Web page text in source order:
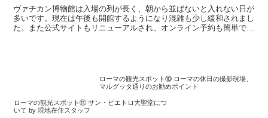
ヴァチカン博物館は入場の列が長く、朝から並ばないと入れない日が
多いです。現在は午後も開館するようになり混雑も少し緩和されまし
た。また公式サイトもリニューアルされ、オンライン予約も簡単で
ローマの観光スポット⑩ ローマの休日の撮影現場、
マルグッタ通りのお勧めポイント
ローマの観光スポット⑪ サン・ピエトロ大聖堂につ
いて by 現地在住スタッフ